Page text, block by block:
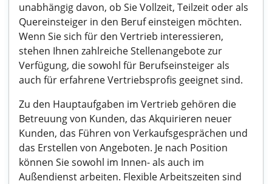
unabhängig davon, ob Sie Vollzeit, Teilzeit oder als
Quereinsteiger in den Beruf einsteigen möchten.
Wenn Sie sich für den Vertrieb interessieren,
stehen Ihnen zahlreiche Stellenangebote zur
Verfügung, die sowohl für Berufseinsteiger als
auch für erfahrene Vertriebsprofis geeignet sind.
Zu den Hauptaufgaben im Vertrieb gehören die
Betreuung von Kunden, das Akquirieren neuer
Kunden, das Führen von Verkaufsgesprächen und
das Erstellen von Angeboten. Je nach Position
können Sie sowohl im Innen- als auch im
Außendienst arbeiten. Flexible Arbeitszeiten sind